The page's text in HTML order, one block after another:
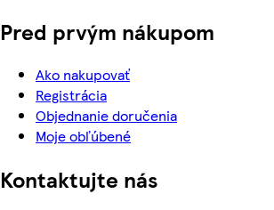
Pred prvým nákupom
Ako nakupovať
Registrácia
Objednanie doručenia
Moje obľúbené
Kontaktujte nás